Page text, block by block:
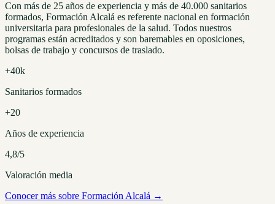
Con más de 25 años de experiencia y más de 40.000 sanitarios
formados, Formación Alcalá es referente nacional en formación
universitaria para profesionales de la salud. Todos nuestros
programas están acreditados y son baremables en oposiciones,
bolsas de trabajo y concursos de traslado.
+40k
Sanitarios formados
+20
Años de experiencia
4,8/5
Valoración media
Conocer más sobre Formación Alcalá →